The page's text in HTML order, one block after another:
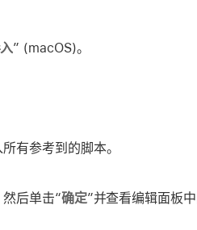
” (macOS)。
有参考到的脚本。
然后单击“确定”并查看编辑面板